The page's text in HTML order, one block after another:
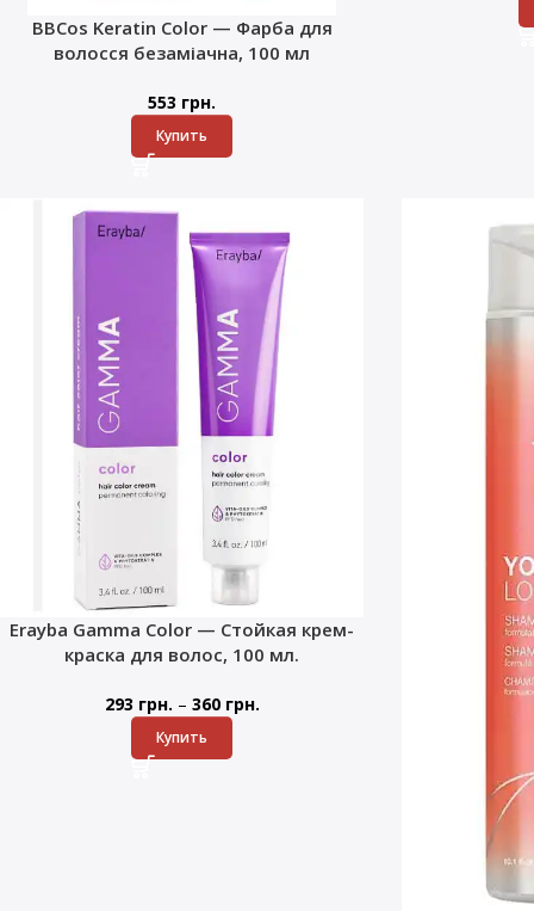
BBCos Keratin Color — Фарба для
волосся безаміачна, 100 мл
553 грн.
Купить
Erayba Gamma Color — Стойкая крем-
краска для волос, 100 мл.
293 грн. – 360 грн.
Купить